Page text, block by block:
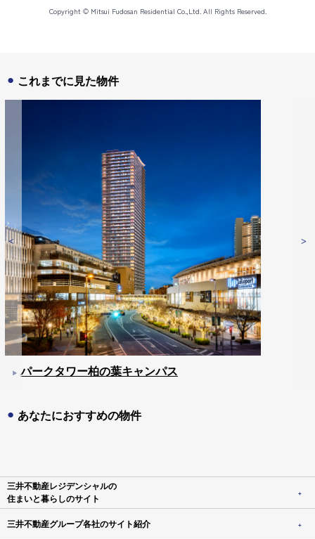
Copyright © Mitsui Fudosan Residential Co.,Ltd. All Rights Reserved.
これまでに見た物件
パークタワー柏の葉キャンパス
あなたにおすすめの物件
三井不動産レジデンシャルの
住まいと暮らしのサイト
三井不動産グループ各社のサイト紹介